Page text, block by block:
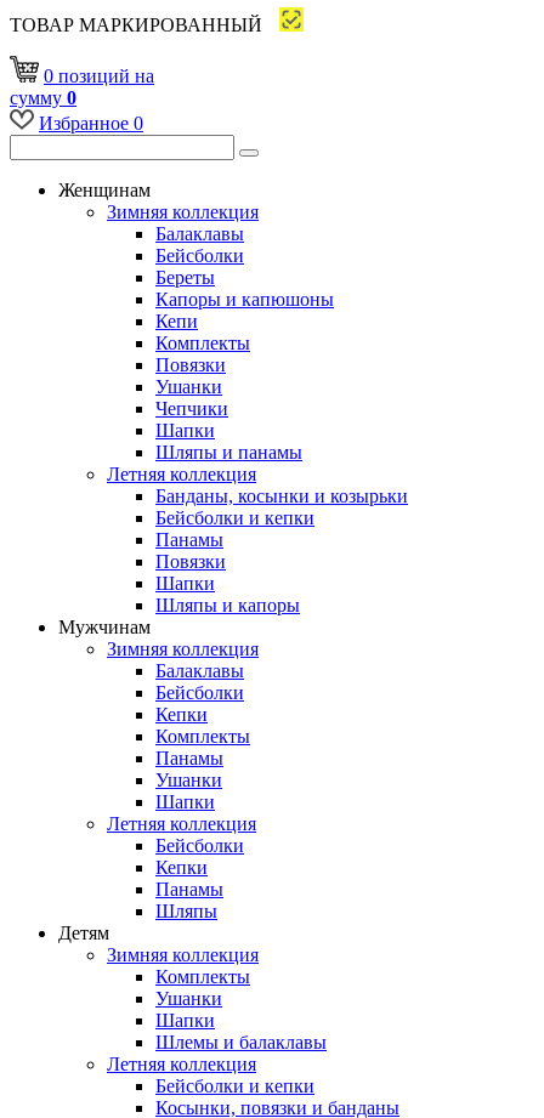
ТОВАР МАРКИРОВАННЫЙ
0 позиций на
сумму 0
Избранное 0
Женщинам
Зимняя коллекция
Балаклавы
Бейсболки
Береты
Капоры и капюшоны
Кепи
Комплекты
Повязки
Ушанки
Чепчики
Шапки
Шляпы и панамы
Летняя коллекция
Банданы, косынки и козырьки
Бейсболки и кепки
Панамы
Повязки
Шапки
Шляпы и капоры
Мужчинам
Зимняя коллекция
Балаклавы
Бейсболки
Кепки
Комплекты
Панамы
Ушанки
Шапки
Летняя коллекция
Бейсболки
Кепки
Панамы
Шляпы
Детям
Зимняя коллекция
Комплекты
Ушанки
Шапки
Шлемы и балаклавы
Летняя коллекция
Бейсболки и кепки
Косынки, повязки и банданы